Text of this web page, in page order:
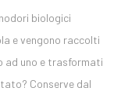
biologici
e vengono raccolti
ad uno e trasformati
Conserve dal